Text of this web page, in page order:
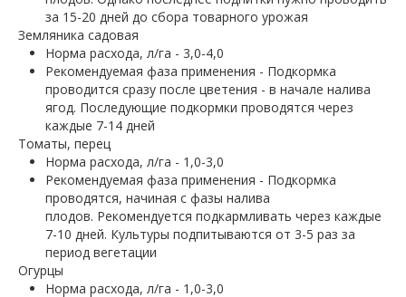
за 15-20 дней до сбора товарного урожая
Земляника садовая
Норма расхода, л/га - 3,0-4,0
Рекомендуемая фаза применения - Подкормка
проводится сразу после цветения - в начале налива
ягод. Последующие подкормки проводятся через
каждые 7-14 дней
Томаты, перец
Норма расхода, л/га - 1,0-3,0
Рекомендуемая фаза применения - Подкормка
проводятся, начиная с фазы налива
плодов. Рекомендуется подкармливать через каждые
7-10 дней. Культуры подпитываются от 3-5 раз за
период вегетации
Огурцы
Норма расхода, л/га - 1,0-3,0